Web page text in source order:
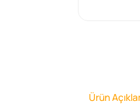
Ürün